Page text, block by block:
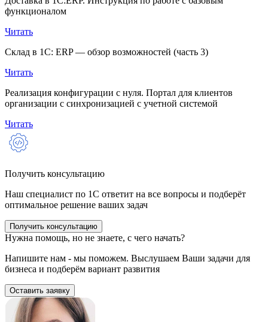
функционалом
Читать
Склад в 1С: ERP — обзор возможностей (часть 3)
Читать
Реализация конфигурации с нуля. Портал для клиентов
организации с синхронизацией с учетной системой
Читать
Получить консультацию
Наш специалист по 1С ответит на все вопросы и подберёт
оптимальное решение ваших задач
Получить консультацию
Нужна помощь, но не знаете, с чего начать?
Напишите нам - мы поможем. Выслушаем Ваши задачи для
бизнеса и подберём вариант развития
Оставить заявку